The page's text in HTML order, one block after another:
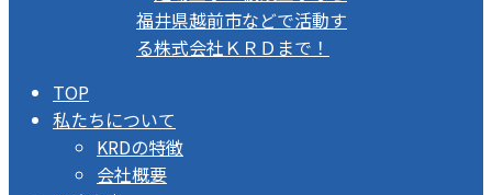
TOP
私たちについて
KRDの特徴
会社概要